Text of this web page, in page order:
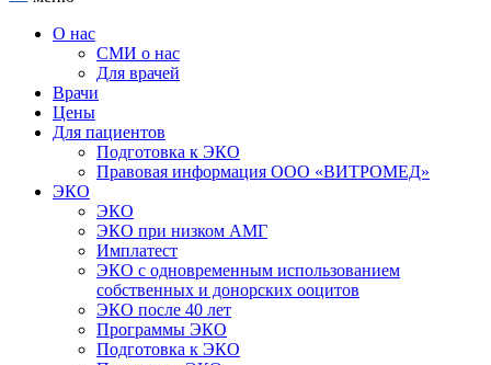
О нас
СМИ о нас
Для врачей
Врачи
Цены
Для пациентов
Подготовка к ЭКО
Правовая информация ООО «ВИТРОМЕД»
ЭКО
ЭКО
ЭКО при низком АМГ
Имплатест
ЭКО с одновременным использованием
собственных и донорских ооцитов
ЭКО после 40 лет
Программы ЭКО
Подготовка к ЭКО